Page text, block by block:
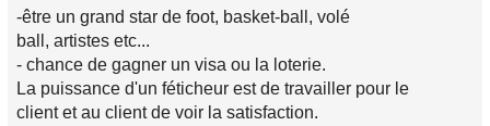
-être un grand star de foot, basket-ball, volé
ball, artistes etc...
- chance de gagner un visa ou la loterie.
La puissance d'un féticheur est de travailler pour le
client et au client de voir la satisfaction.